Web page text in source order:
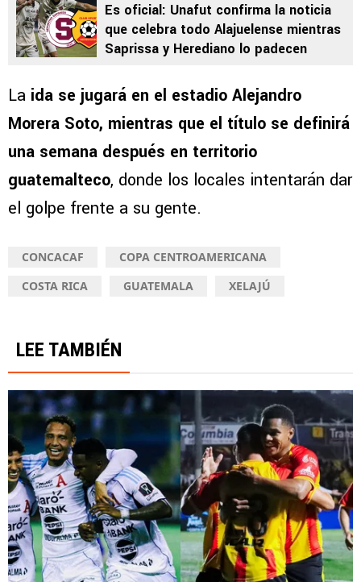
Es oficial: Unafut confirma la noticia
que celebra todo Alajuelense mientras
Saprissa y Herediano lo padecen
La ida se jugará en el estadio Alejandro
Morera Soto, mientras que el título se definirá
una semana después en territorio
guatemalteco, donde los locales intentarán dar
el golpe frente a su gente.
CONCACAF
COPA CENTROAMERICANA
COSTA RICA
GUATEMALA XELAJÚ
LEE TAMBIÉN